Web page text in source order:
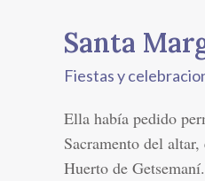
Santa
Fiestas y
Ella había pedido
Sacramento del
Huerto de
Santa
María
Alacoque